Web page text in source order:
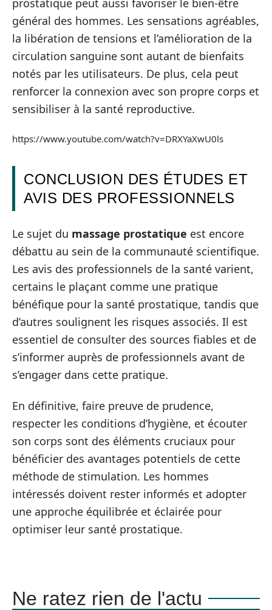
général des hommes. Les sensations agréables,
la libération de tensions et l’amélioration de la
circulation sanguine sont autant de bienfaits
notés par les utilisateurs. De plus, cela peut
renforcer la connexion avec son propre corps et
sensibiliser à la santé reproductive.
https://www.youtube.com/watch?v=DRXYaXwU0ls
CONCLUSION DES ÉTUDES ET
AVIS DES PROFESSIONNELS
Le sujet du massage prostatique est encore
débattu au sein de la communauté scientifique.
Les avis des professionnels de la santé varient,
certains le plaçant comme une pratique
bénéfique pour la santé prostatique, tandis que
d’autres soulignent les risques associés. Il est
essentiel de consulter des sources fiables et de
s’informer auprès de professionnels avant de
s’engager dans cette pratique.
En définitive, faire preuve de prudence,
respecter les conditions d’hygiène, et écouter
son corps sont des éléments cruciaux pour
bénéficier des avantages potentiels de cette
méthode de stimulation. Les hommes
intéressés doivent rester informés et adopter
une approche équilibrée et éclairée pour
optimiser leur santé prostatique.
Ne ratez rien de l'actu